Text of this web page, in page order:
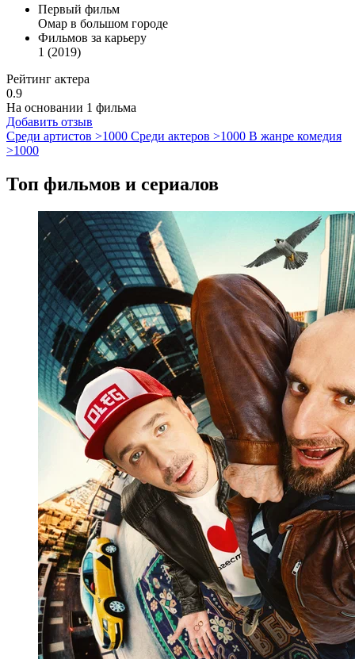
Первый фильм
Омар в большом городе
Фильмов за карьеру
1 (2019)
Рейтинг актера
0.9
На основании 1 фильма
Добавить отзыв
Среди артистов >1000 Среди актеров >1000 В жанре комедия
>1000
Топ фильмов и сериалов